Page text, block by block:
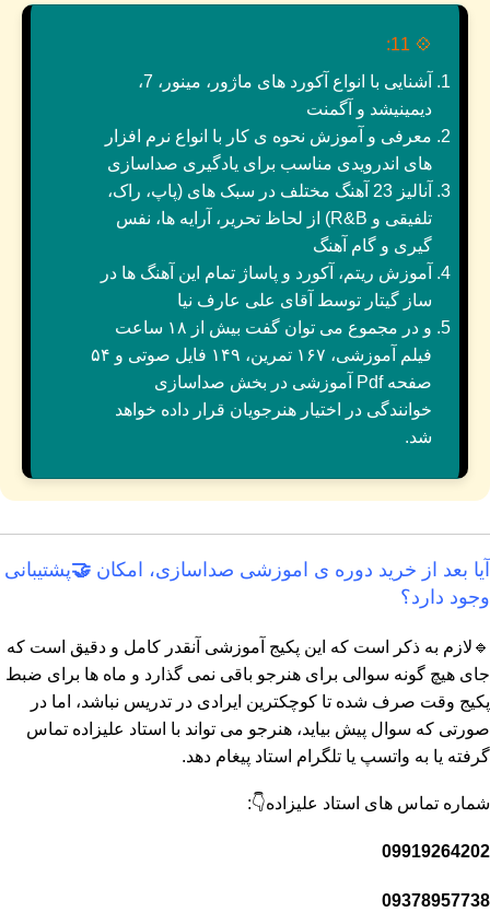
💠
11:
آشنایی با انواع آکورد های ماژور، مینور، 7،
دیمینیشد و آگمنت
معرفی و آموزش نحوه ی کار با انواع نرم افزار
های اندرویدی مناسب برای یادگیری صداسازی
آنالیز 23 آهنگ مختلف در سبک های (پاپ، راک،
تلفیقی و R&B) از لحاظ تحریر، آرایه ها، نفس
گیری و گام آهنگ
آموزش ریتم، آکورد و پاساژ تمام این آهنگ ها در
ساز گیتار توسط آقای علی عارف نیا
و در مجموع می توان گفت بیش از ۱۸ ساعت
فیلم آموزشی، ۱۶۷ تمرین، ۱۴۹ فایل صوتی و ۵۴
صفحه Pdf آموزشی در بخش صداسازی
خوانندگی در اختیار هنرجویان قرار داده خواهد
شد.
آیا بعد از خرید دوره ی اموزشی صداسازی، امکان 🤝پشتیبانی
وجود دارد؟
🔹لازم به ذکر است که این پکیج آموزشی آنقدر کامل و دقیق است که
جای هیچ گونه سوالی برای هنرجو باقی نمی گذارد و ماه ها برای ضبط
پکیج وقت صرف شده تا کوچکترین ایرادی در تدریس نباشد، اما در
صورتی که سوال پیش بیاید، هنرجو می تواند با استاد علیزاده تماس
گرفته یا به واتسپ یا تلگرام استاد پیغام دهد.
شماره تماس های استاد علیزاده👇:
09919264202
09378957738